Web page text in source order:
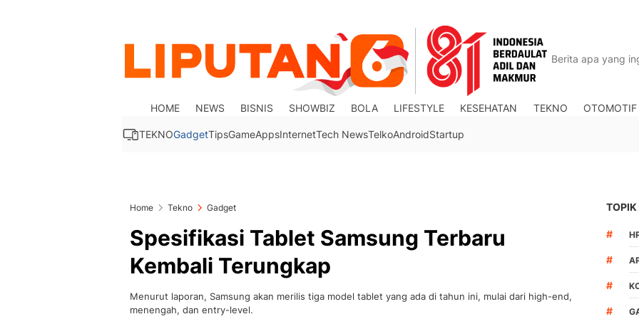
HOME NEWS BISNIS SHOWBIZ BOLA LIFESTYLE KESEHATAN TEKNO OTOMOTIF
TEKNOGadgetTipsGameAppsInternetTech NewsTelkoAndroidStartup
Home Tekno Gadget
Spesifikasi Tablet Samsung Terbaru
Kembali Terungkap
Menurut laporan, Samsung akan merilis tiga model tablet yang ada di tahun ini, mulai dari high-end,
menengah, dan entry-level.
TOPIK
#
#
#
#